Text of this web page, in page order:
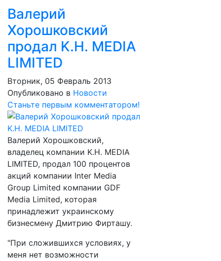
Валерий
Хорошковский
продал K.H. MEDIA
LIMITED
Вторник, 05 Февраль 2013
Опубликовано в Новости
Станьте первым комментатором!
Валерий Хорошковский,
владелец компании K.H. MEDIA
LIMITED, продал 100 процентов
акций компании Inter Media
Group Limited компании GDF
Media Limited, которая
принадлежит украинскому
бизнесмену Дмитрию Фирташу.
"При сложившихся условиях, у
меня нет возможности